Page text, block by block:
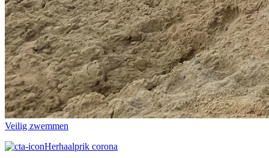
Veilig zwemmen
Herhaalprik corona